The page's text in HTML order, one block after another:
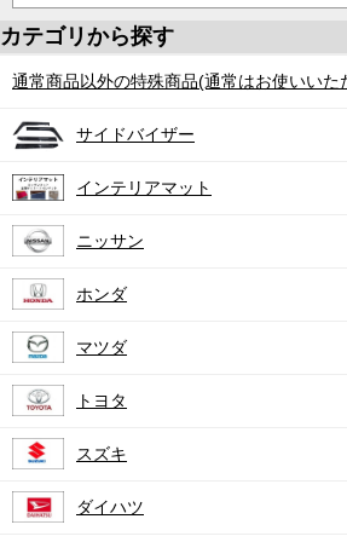
カテゴリから探す
通常商品以外の特殊商品(通常はお使いいた
サイドバイザー
インテリアマット
ニッサン
ホンダ
マツダ
トヨタ
スズキ
ダイハツ